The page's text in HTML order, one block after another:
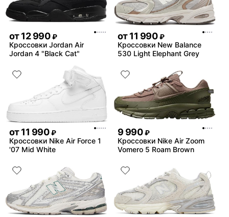
от12 990 ₽
Кроссовки Jordan Air
Jordan 4 "Black Cat"
от11 990 ₽
Кроссовки New Balance
530 Light Elephant Grey
от11 990 ₽
Кроссовки Nike Air Force 1
'07 Mid White
9 990 ₽
Кроссовки Nike Air Zoom
Vomero 5 Roam Brown